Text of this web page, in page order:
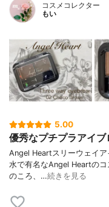
コスメコレクター
もい
5.00
優秀なプチプラアイブ
Angel Heartスリーウェイ
水で有名なAngel Heartの
のころ、…続きを見る